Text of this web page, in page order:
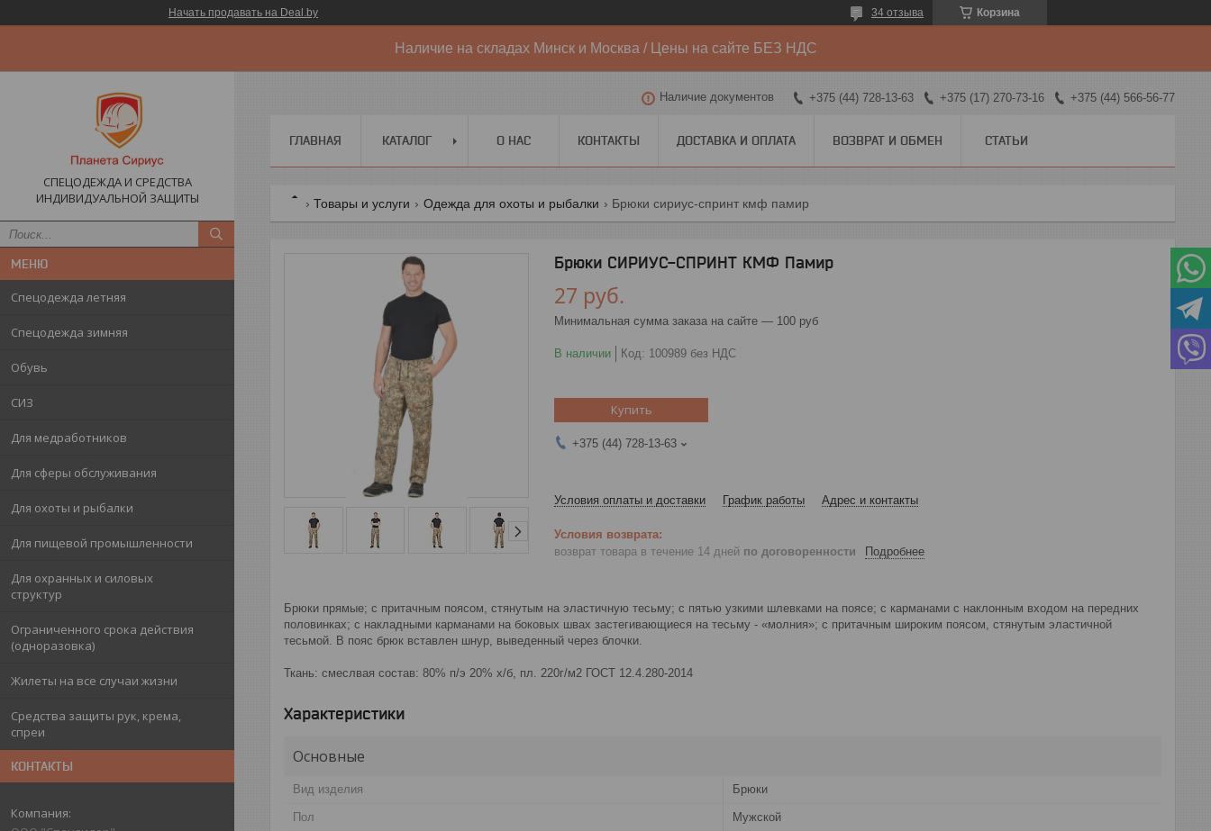
Начать продавать на Deal.by Корзина
34 отзыва
Наличие на складах Минск и Москва / Цены на сайте БЕЗ НДС
СПЕЦОДЕЖДА И СРЕДСТВА
ИНДИВИДУАЛЬНОЙ ЗАЩИТЫ
Спецодежда летняя
Спецодежда зимняя
Обувь
СИЗ
Для медработников
Для сферы обслуживания
Для охоты и рыбалки
Для пищевой промышленности
Для охранных и силовых
структур
Ограниченного срока действия
(одноразовка)
Жилеты на все случаи жизни
Средства защиты рук, крема,
спреи
КОНТАКТЫ
Наличие документов +375 (44) 728-13-63 +375 (17) 270-73-16 +375 (44) 566-56-77
ГЛАВНАЯ КАТАЛОГ О НАС КОНТАКТЫ ДОСТАВКА И ОПЛАТА ВОЗВРАТ И ОБМЕН СТАТЬИ
Товары и услуги Одежда для охоты и рыбалки Брюки сириус-спринт кмф памир
Брюки СИРИУС-СПРИНТ КМФ Памир
27 руб.
Минимальная сумма заказа на сайте — 100 руб
В наличии Код: 100989 без НДС
Купить
+375 (44) 728-13-63
Условия оплаты и доставки График работы Адрес и контакты
возврат товара в течение 14 дней по договоренности Подробнее
Брюки прямые; с притачным поясом, стянутым на эластичную тесьму; с пятью узкими шлевками на поясе; с карманами с наклонным входом на передних
половинках; с накладными карманами на боковых швах застегивающиеся на тесьму - «молния»; с притачным широким поясом, стянутым эластичной
тесьмой. В пояс брюк вставлен шнур, выведенный через блочки.
Ткань: смеслвая состав: 80% п/э 20% х/б, пл. 220г/м2 ГОСТ 12.4.280-2014
Характеристики
Основные
Вид изделия Брюки
Пол Мужской